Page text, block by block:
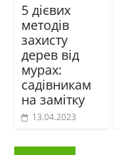
5 дієвих
методів
захисту
дерев від
мурах:
садівникам
на замітку
13.04.2023